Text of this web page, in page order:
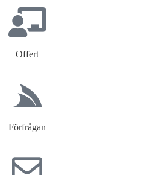
Offert
Förfrågan